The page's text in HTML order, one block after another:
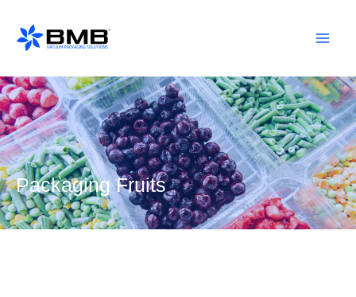
content
Packaging Fruits